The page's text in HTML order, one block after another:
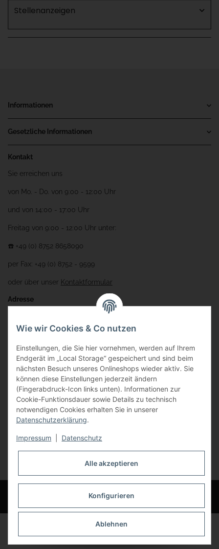
Stellenanzeigen
Informationen
Gesetzliche Informationen
Kontakt
Sie erreichen uns
von Mo. - Do. von 9:00 - 12:00 Uhr
und von 14:00 - 17:00 Uhr
Freitag von 9:00 - 12:00 Uhr unter:
☎️ +49 (0) 8752 8658090
per Fax: +49 (0) 8752 - 9599
oder über unser Kontaktformular
Adresse
Gewerbering 17
84072 Au i.d. Hallertau
info@bauer-tore.de
Vertrag widerrufen
* Alle Preise inkl. gesetzlicher USt., zzgl.Versand
© Bauer-Systemtechnik GmbH - Technische Änderungen und Irrtümer
vorbehalten
Wie wir Cookies & Co nutzen
Einstellungen, die Sie hier vornehmen, werden auf Ihrem
Endgerät im „Local Storage“ gespeichert und sind beim
nächsten Besuch unseres Onlineshops wieder aktiv. Sie
können diese Einstellungen jederzeit ändern
(Fingerabdruck-Icon links unten). Informationen zur
Cookie-Funktionsdauer sowie Details zu technisch
notwendigen Cookies erhalten Sie in unserer
Datenschutzerklärung.
Impressum Datenschutz
Alle akzeptieren
Konfigurieren
Ablehnen